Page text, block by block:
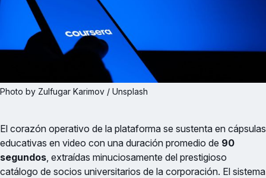
Photo by Zulfugar Karimov / Unsplash
El corazón operativo de la plataforma se sustenta en cápsulas
educativas en video con una duración promedio de 90
segundos , extraídas minuciosamente del prestigioso
catálogo de socios universitarios de la corporación. El sistema